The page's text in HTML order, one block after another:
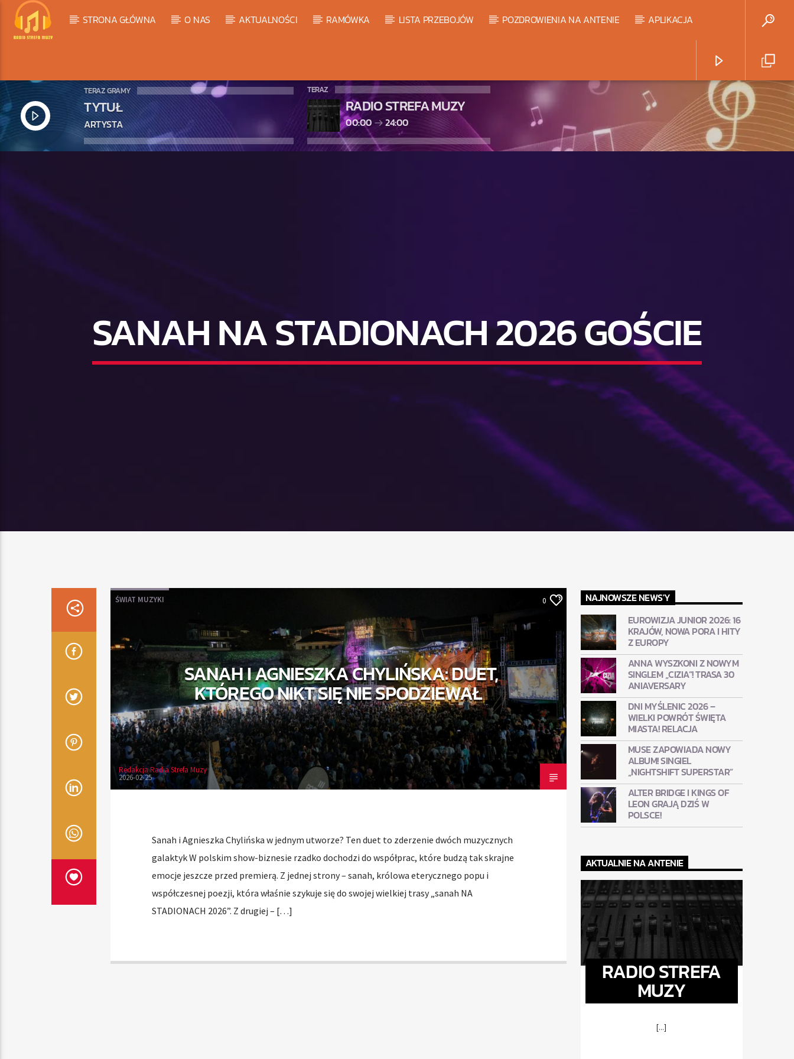
STRONA GŁÓWNA O NAS AKTUALNOŚCI RAMÓWKA LISTA PRZEBOJÓW POZDROWIENIA NA ANTENIE APLIKACJA
TERAZ GRAMY
TYTUŁ
ARTYSTA
TERAZ
RADIO STREFA MUZY
00:00 24:00
SANAH NA STADIONACH 2026 GOŚCIE
ŚWIAT MUZYKI 0
SANAH I AGNIESZKA CHYLIŃSKA: DUET,
KTÓREGO NIKT SIĘ NIE SPODZIEWAŁ
Redakcja Radia Strefa Muzy
2026-02-25
Sanah i Agnieszka Chylińska w jednym utworze? Ten duet to zderzenie dwóch muzycznych
galaktyk W polskim show-biznesie rzadko dochodzi do współprac, które budzą tak skrajne
emocje jeszcze przed premierą. Z jednej strony – sanah, królowa eterycznego popu i
współczesnej poezji, która właśnie szykuje się do swojej wielkiej trasy „sanah NA
STADIONACH 2026”. Z drugiej – […]
NAJNOWSZE NEWS'Y
EUROWIZJA JUNIOR 2026: 16
KRAJÓW, NOWA PORA I HITY
Z EUROPY
ANNA WYSZKONI Z NOWYM
SINGLEM „CIZIA”! TRASA 30
ANIAVERSARY
DNI MYŚLENIC 2026 –
WIELKI POWRÓT ŚWIĘTA
MIASTA! RELACJA
MUSE ZAPOWIADA NOWY
ALBUM! SINGIEL
„NIGHTSHIFT SUPERSTAR”
ALTER BRIDGE I KINGS OF
LEON GRAJĄ DZIŚ W
POLSCE!
AKTUALNIE NA ANTENIE
RADIO STREFA
MUZY
[...]